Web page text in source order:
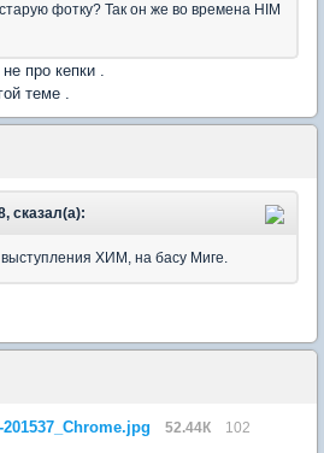
фотку? Так он же во времена HIM
про кепки .
теме .
сказал(а):
ХИМ, на басу Миге.
52.44К
102